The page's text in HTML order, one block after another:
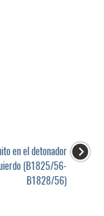
en el detonador
(B1825/56-
B1828/56)